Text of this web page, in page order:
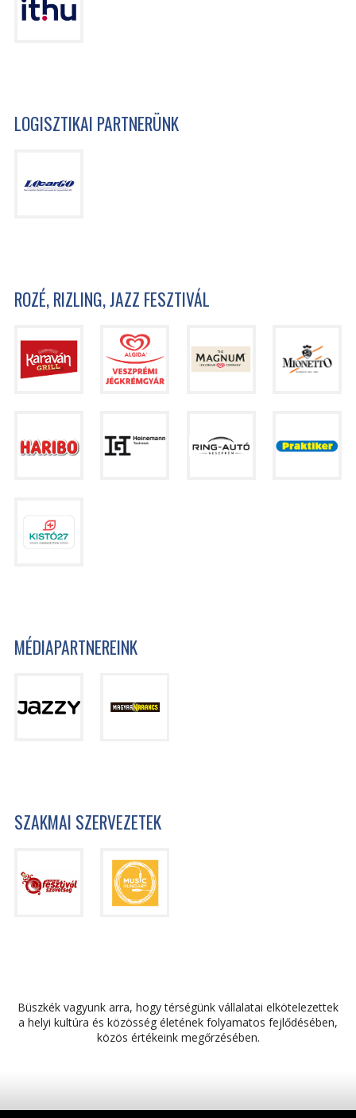
LOGISZTIKAI PARTNERÜNK
ROZÉ, RIZLING, JAZZ FESZTIVÁL
MÉDIAPARTNEREINK
SZAKMAI SZERVEZETEK
Büszkék vagyunk arra, hogy térségünk vállalatai elkötelezettek
a helyi kultúra és közösség életének folyamatos fejlődésében,
közös értékeink megőrzésében.